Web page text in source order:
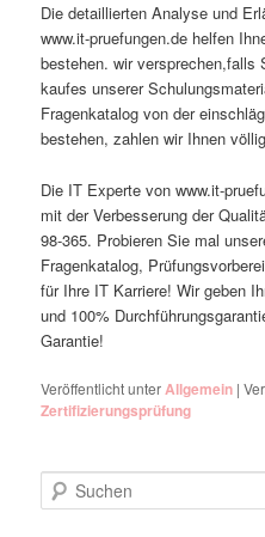
Die detaillierten Analyse und
www.it-pruefungen.de helfen
bestehen. wir versprechen,falls
kaufes unserer
Fragenkatalog von der
bestehen, zahlen wir Ihnen
Die IT Experte von www.it-
mit der Verbesserung der
98-365. Probieren Sie mal
Fragenkatalog,
für Ihre IT Karriere! Wir geben
und 100%
Garantie!
Veröffentlicht unterAllgemein |
Zertifizierungsprüfung
Suchen